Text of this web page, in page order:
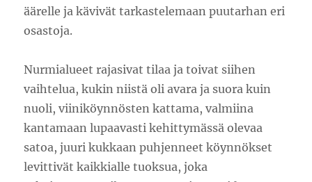
äärelle ja kävivät tarkastelemaan puutarhan eri
osastoja.
Nurmialueet rajasivat tilaa ja toivat siihen
vaihtelua, kukin niistä oli avara ja suora kuin
nuoli, viiniköynnösten kattama, valmiina
kantamaan lupaavasti kehittymässä olevaa
satoa, juuri kukkaan puhjenneet köynnökset
levittivät kaikkialle tuoksua, joka